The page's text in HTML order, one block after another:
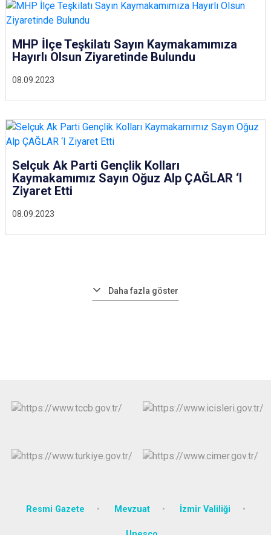
08.09.2023
MHP İlçe Teşkilatı Sayın Kaymakamımıza
Hayırlı Olsun Ziyaretinde Bulundu
08.09.2023
Selçuk Ak Parti Gençlik Kolları
Kaymakamımız Sayın Oğuz Alp ÇAĞLAR ‘I
Ziyaret Etti
Daha fazla göster
Resmi Gazete Mevzuat İzmir Valiliği